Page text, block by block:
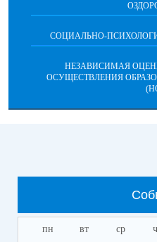
СОЦИАЛЬНО-
НЕЗАВИСИМАЯ
ОСУЩЕСТВЛЕНИЯ
пн вт ср